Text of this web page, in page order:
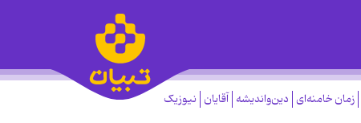
زمان خامنه‌ای دین‌واندیشه آقایان نیوزیک